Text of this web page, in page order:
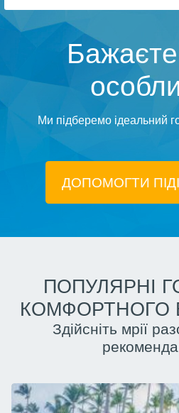
Ми підберемо ідеальний
ДОПОМОГТИ
ПОПУЛЯРНІ
КОМФОРТНОГО
Здійсніть мрії